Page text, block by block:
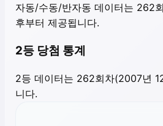
자동/수동/반자동 데이터는 262
후부터 제공됩니다.
2등 당첨 통계
2등 데이터는 262회차(2007년
니다.